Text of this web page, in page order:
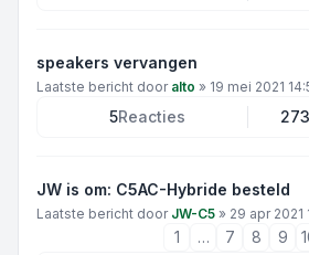
speakers vervangen
Laatste bericht door alto » 19 mei 2021
5Reacties
JW is om: C5AC-Hybride besteld
Laatste bericht door JW-C5 » 29 apr 2021
1 … 7 8 9